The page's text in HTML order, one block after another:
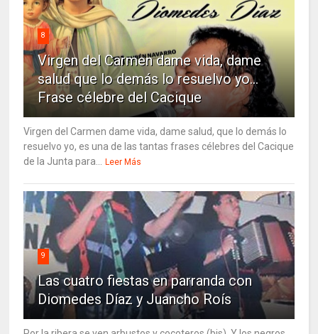
8
Virgen del Carmen dame vida, dame
salud que lo demás lo resuelvo yo…
Frase célebre del Cacique
Virgen del Carmen dame vida, dame salud, que lo demás lo
resuelvo yo, es una de las tantas frases célebres del Cacique
de la Junta para... Leer Más
9
Las cuatro fiestas en parranda con
Diomedes Díaz y Juancho Roís